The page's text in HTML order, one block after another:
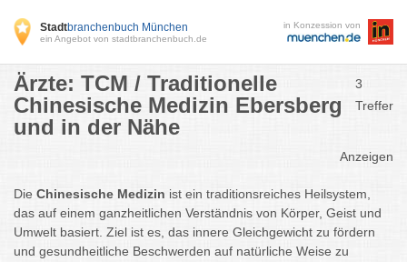
Stadtbranchenbuch München
ein Angebot von stadtbranchenbuch.de
in Konzession von
Ärzte: TCM / Traditionelle
Chinesische Medizin Ebersberg
und in der Nähe
3
Treffer
Anzeigen
Die Chinesische Medizin ist ein traditionsreiches Heilsystem,
das auf einem ganzheitlichen Verständnis von Körper, Geist und
Umwelt basiert. Ziel ist es, das innere Gleichgewicht zu fördern
und gesundheitliche Beschwerden auf natürliche Weise zu